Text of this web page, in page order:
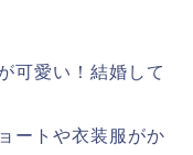
可愛い！結婚して
ートや衣装服がか